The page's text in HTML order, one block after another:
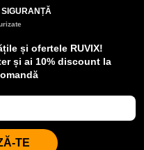
și ofertele RUVIX!
și ai 10% discount la
TE